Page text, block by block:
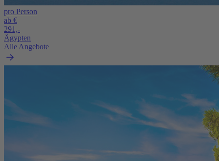
pro Person
ab €
291,-
Ägypten
Alle Angebote